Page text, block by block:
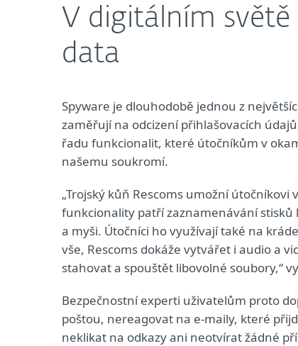
V digitálním
data
Spyware je dlouhodobě jednou z
zaměřují na odcizení přihlašovacích
řadu funkcionalit, které útočníkům v
našemu soukromí.
„Trojský kůň Rescoms umožní
funkcionality patří zaznamenávání stisků
a myši. Útočníci ho využívají také na
vše, Rescoms dokáže vytvářet i audio a
stahovat a spouštět libovolné soubory,“
Bezpečnostní experti uživatelům proto
poštou, nereagovat na e-maily, které
neklikat na odkazy ani neotvírat žádné